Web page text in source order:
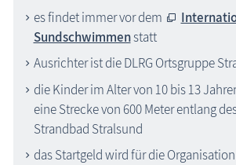
es findet immer vor dem
Sundschwimmenstatt
Ausrichter ist dieDLRG Ortsgruppe
die Kinder im Alter von 10 bis 13
eine Strecke von 600 Meter entlang
Strandbad Stralsund
das Startgeld wirdfür die Organisation